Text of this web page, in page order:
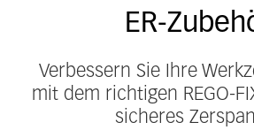
ER-
Verbessern Sie Ihre
mit dem richtigen REGO-
sicheres